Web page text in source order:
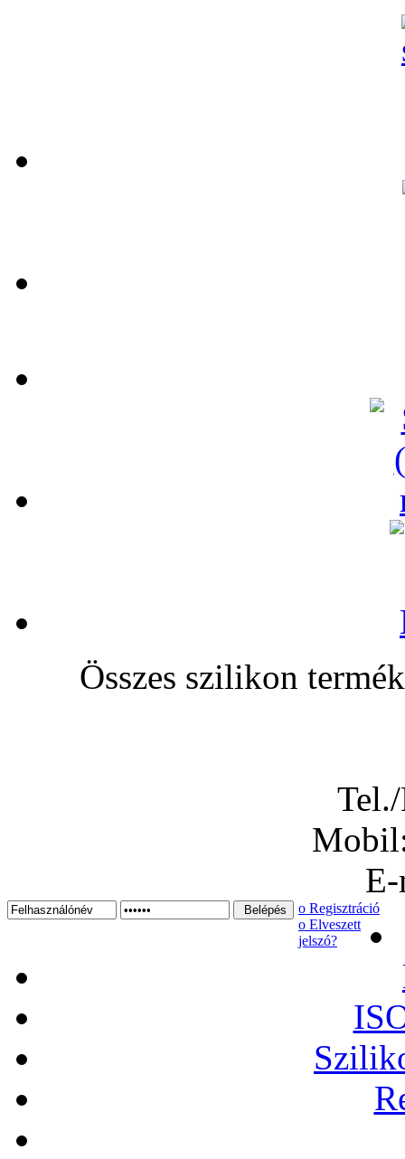
Összes szilikon
ο Regisztráció
ο Elveszett
jelszó?